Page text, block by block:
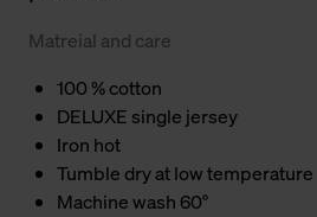
Matreial and care
100 % cotton
DELUXE single jersey
Iron hot
Tumble dry at low temperature
Machine wash 60°